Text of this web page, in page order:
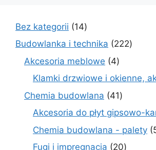
Bez kategorii 1414
produktów
Budowlanka i technika 222222
Akcesoria meblowe 44
produkty
Klamki drzwiowe i okienne,
Chemia budowlana 4141
Akcesoria do płyt gipsowo-
Chemia budowlana - palety
Fugi i impregnacja 2020